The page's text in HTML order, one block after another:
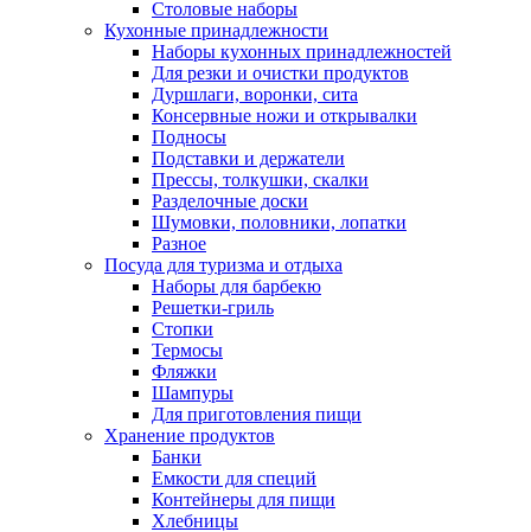
Столовые наборы
Кухонные принадлежности
Наборы кухонных принадлежностей
Для резки и очистки продуктов
Дуршлаги, воронки, сита
Консервные ножи и открывалки
Подносы
Подставки и держатели
Прессы, толкушки, скалки
Разделочные доски
Шумовки, половники, лопатки
Разное
Посуда для туризма и отдыха
Наборы для барбекю
Решетки-гриль
Стопки
Термосы
Фляжки
Шампуры
Для приготовления пищи
Хранение продуктов
Банки
Емкости для специй
Контейнеры для пищи
Хлебницы